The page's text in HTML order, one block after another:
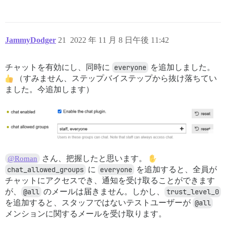
JammyDodger 2022 年 11 月 8 日午後 11:42
21
チャットを有効にし、同時に everyone を追加しました。
（すみません、ステップバイステップから抜け落ちてい
ました。今追加します）
@Roman さん、把握したと思います。
chat_allowed_groups に everyone を追加すると、全員が
チャットにアクセスでき、通知を受け取ることができます
が、
@all のメールは届きません。しかし、 trust_level_0
を追加すると、スタッフではないテストユーザーが @all
メンションに関するメールを受け取ります。